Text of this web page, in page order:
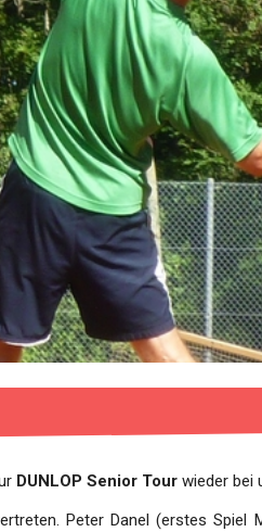
DUNLOP Senior Tour wieder bei
Peter Danel (erstes Spiel